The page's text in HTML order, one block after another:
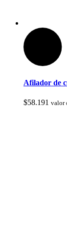
Afilador de
$58.191 valor